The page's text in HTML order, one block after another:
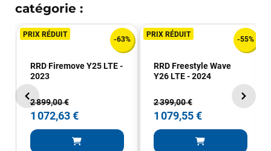
catégorie :
PRIX RÉDUIT
-63%
RRD Firemove Y25 LTE -
2023
2 899,00 €
1 072,63 €
PRIX RÉDUIT
-55%
RRD Freestyle Wave
Y26 LTE - 2024
2 399,00 €
1 079,55 €